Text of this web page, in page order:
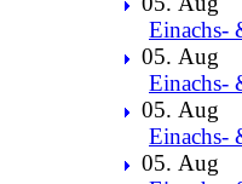
Einachs-
05. Aug
Einachs-
05. Aug
Einachs-
05. Aug